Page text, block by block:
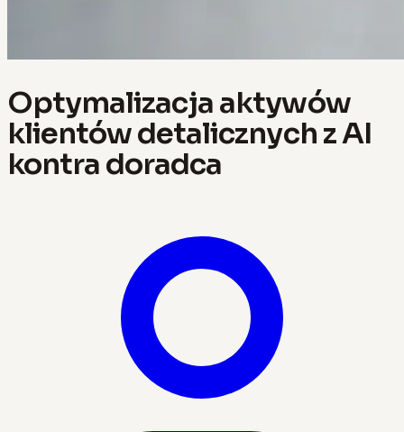
Optymalizacja aktywów
klientów detalicznych z AI
kontra doradca